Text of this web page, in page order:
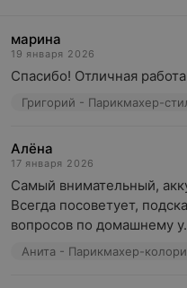
марина
19 января 2026
Спасибо! Отличная
Григорий - Парикмахер-
Алёна
17 января 2026
Самый внимательный,
Всегда посоветует,
вопросов по домашнему
Анита - Парикмахер-